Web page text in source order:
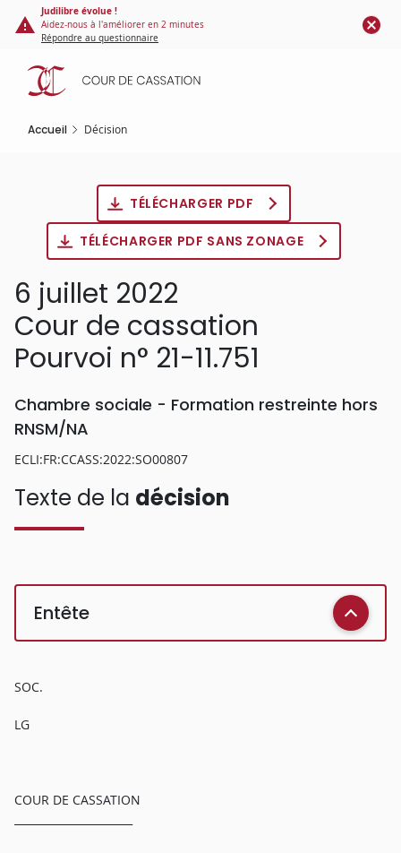
Panneau de gestion des cookies
contenu
principal
Judilibre évolue !
Aidez-nous à l'améliorer en 2 minutes
Répondre au questionnaire
Accueil Décision
TÉLÉCHARGER PDF
TÉLÉCHARGER PDF SANS ZONAGE
6 juillet 2022
Cour de cassation
Pourvoi n° 21-11.751
Chambre sociale - Formation restreinte hors
RNSM/NA
ECLI:FR:CCASS:2022:SO00807
Texte de la décision
Entête
SOC.
LG
COUR DE CASSATION